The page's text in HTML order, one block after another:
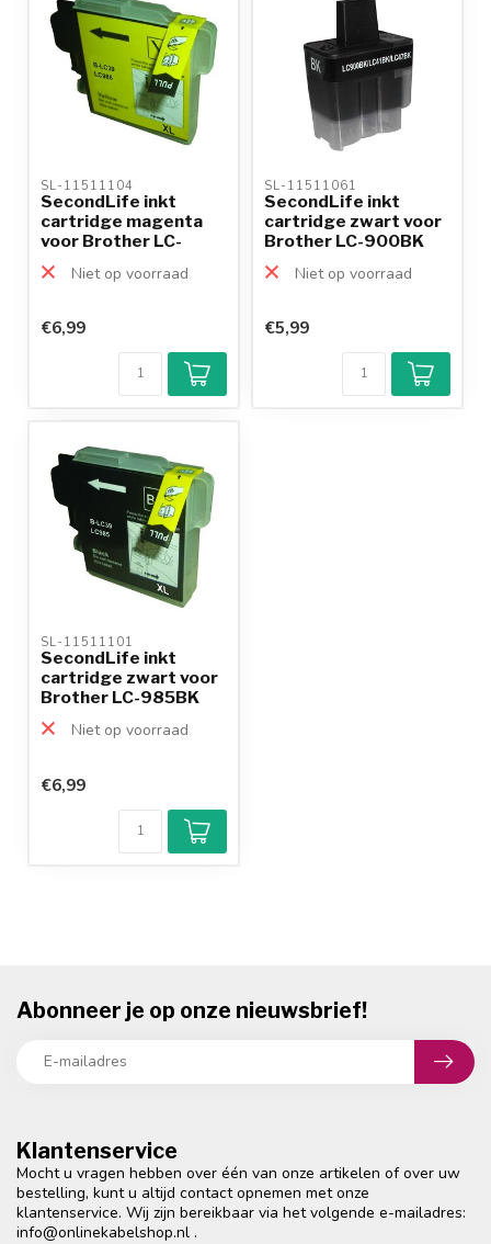
SL-11511104
SecondLife inkt
cartridge magenta
voor Brother LC-
985Y
Niet op voorraad
€6,99
SL-11511061
SecondLife inkt
cartridge zwart voor
Brother LC-900BK
Niet op voorraad
€5,99
SL-11511101
SecondLife inkt
cartridge zwart voor
Brother LC-985BK
Niet op voorraad
€6,99
Klantenservice
Mocht u vragen hebben over één van onze artikelen of over uw
bestelling, kunt u altijd contact opnemen met onze
klantenservice. Wij zijn bereikbaar via het volgende e-mailadres:
info@onlinekabelshop.nl .
Abonneer je op onze nieuwsbrief!